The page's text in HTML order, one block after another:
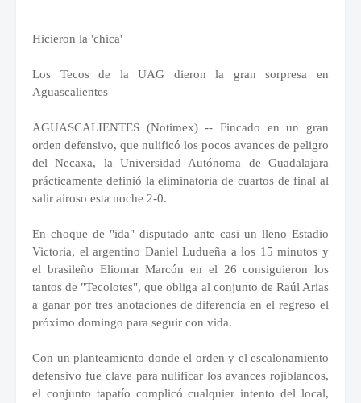
Hicieron la 'chica'
Los Tecos de la UAG dieron la gran sorpresa en
Aguascalientes
AGUASCALIENTES (Notimex) -- Fincado en un gran
orden defensivo, que nulificó los pocos avances de peligro
del Necaxa, la Universidad Autónoma de Guadalajara
prácticamente definió la eliminatoria de cuartos de final al
salir airoso esta noche 2-0.
En choque de "ida" disputado ante casi un lleno Estadio
Victoria, el argentino Daniel Ludueña a los 15 minutos y
el brasileño Eliomar Marcón en el 26 consiguieron los
tantos de "Tecolotes", que obliga al conjunto de Raúl Arias
a ganar por tres anotaciones de diferencia en el regreso el
próximo domingo para seguir con vida.
Con un planteamiento donde el orden y el escalonamiento
defensivo fue clave para nulificar los avances rojiblancos,
el conjunto tapatío complicó cualquier intento del local,